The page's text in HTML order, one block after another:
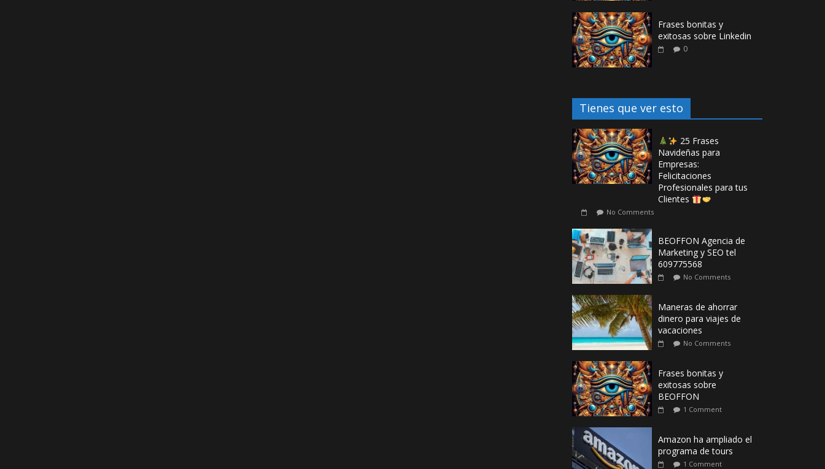
Frases bonitas y
exitosas sobre Linkedin
0
Tienes que ver esto
25 Frases
Navideñas para
Empresas:
Felicitaciones
Profesionales para tus
Clientes
No Comments
BEOFFON Agencia de
Marketing y SEO tel
609775568
No Comments
Maneras de ahorrar
dinero para viajes de
vacaciones
No Comments
Frases bonitas y
exitosas sobre
BEOFFON
1 Comment
Amazon ha ampliado el
programa de tours
1 Comment